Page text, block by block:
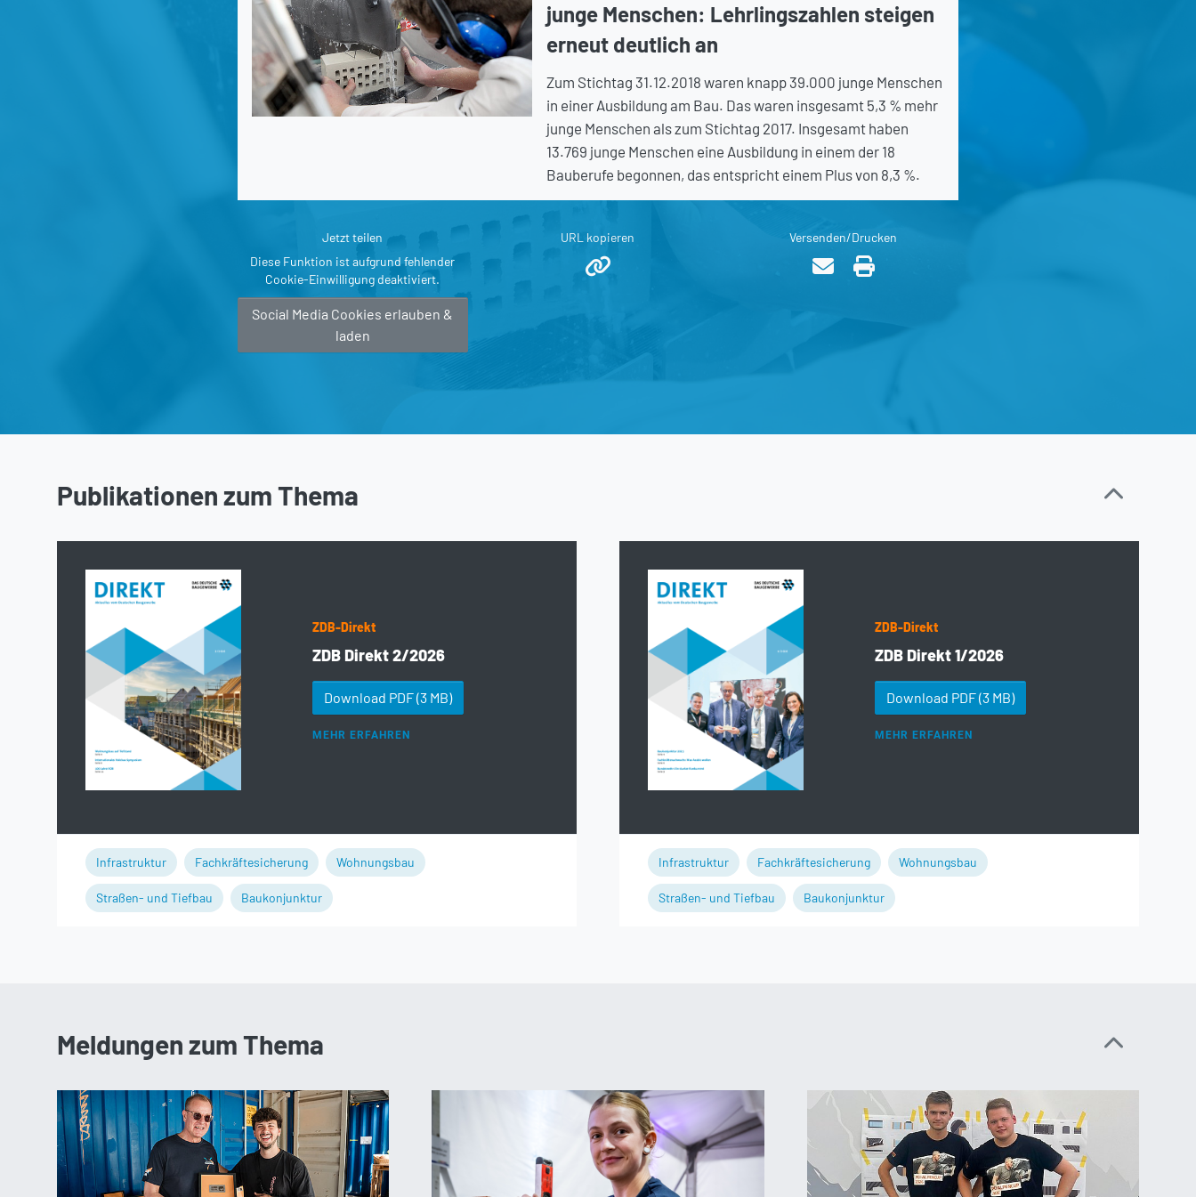
junge Menschen: Lehrlingszahlen steigen
erneut deutlich an
Zum Stichtag 31.12.2018 waren knapp 39.000 junge Menschen
in einer Ausbildung am Bau. Das waren insgesamt 5,3 % mehr
junge Menschen als zum Stichtag 2017. Insgesamt haben
13.769 junge Menschen eine Ausbildung in einem der 18
Bauberufe begonnen, das entspricht einem Plus von 8,3 %.
Jetzt teilen
Diese Funktion ist aufgrund fehlender
Cookie-Einwilligung deaktiviert.
Social Media Cookies erlauben &
laden
URL kopieren Versenden/Drucken
Publikationen zum Thema
ZDB-Direkt
ZDB Direkt 2/2026
Download PDF(3 MB)
MEHR ERFAHREN
Infrastruktur Fachkräftesicherung Wohnungsbau
Straßen- und Tiefbau Baukonjunktur
ZDB-Direkt
ZDB Direkt 1/2026
Download PDF(3 MB)
MEHR ERFAHREN
Infrastruktur Fachkräftesicherung Wohnungsbau
Straßen- und Tiefbau Baukonjunktur
Meldungen zum Thema